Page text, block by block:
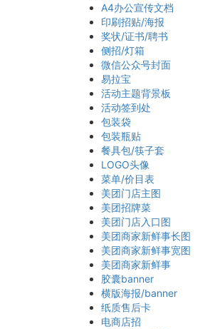
A4办公宣传文档
印刷招贴/海报
奖状/证书/聘书
侧招/灯箱
微信公众号封面
易拉宝
活动主题背景板
活动签到处
包装袋
包装瓶贴
餐具包/筷子套
LOGO头像
菜单/价目表
美团门店主图
美团招牌菜
美团门店入口图
美团商家新鲜事长图
美团商家新鲜事宽图
美团商家新鲜事
胶囊banner
横版海报/banner
纸质售后卡
电商店招